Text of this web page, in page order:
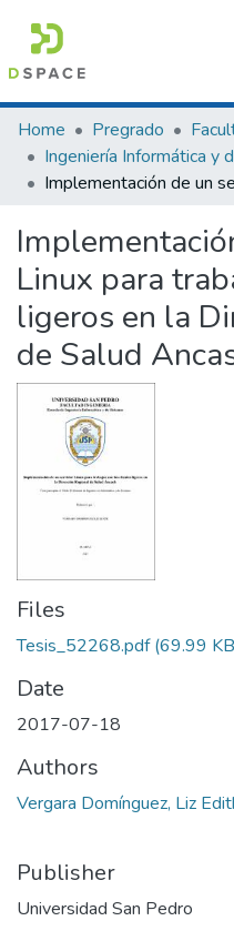
Communities & Collections
All of DSpace
Home Pregrado
Linux para
ligeros en la
de Salud
Files
Tesis_52268.pdf(69.99
Date
2017-07-18
Authors
Vergara Domínguez, Liz
Publisher
Universidad San Pedro